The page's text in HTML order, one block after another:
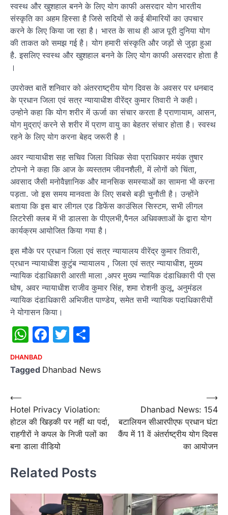
स्वस्थ और खुशहाल बनने के लिए योग काफी असरदार योग भारतीय
संस्कृति का अहम हिस्सा है जिसे सदियों से कई बीमारियों का उपचार
करने के लिए किया जा रहा है। भारत के साथ ही आज पूरी दुनिया योग
की ताकत को समझ गई है। योग हमारी संस्कृति और जड़ों से जुड़ा हुआ
है. इसलिए स्वस्थ और खुशहाल बनने के लिए योग काफी असरदार होता है
।
उपरोक्त बातें शनिवार को अंतरराष्ट्रीय योग दिवस के अवसर पर धनबाद
के प्रधान जिला एवं सत्र न्यायाधीश वीरेंद्र कुमार तिवारी ने कही।
उन्होने कहा कि योग शरीर में ऊर्जा का संचार करता है प्राणायाम, आसन,
योग मुद्राएं करने से शरीर में प्राण वायु का बेहतर संचार होता है। स्वस्थ
रहने के लिए योग करना बेहद जरूरी है ।
अवर न्यायाधीश सह सचिव जिला विधिक सेवा प्राधिकार मयंक तुषार
टोपनो ने कहा कि आज के व्यस्ततम जीवनशैली, में लोगों को चिंता,
अवसाद जैसी मनोवैज्ञानिक और मानसिक समस्याओं का सामना भी करना
पड़ता. जो इस समय मानवता के लिए सबसे बड़ी चुनौती है। उन्होंने
बताया कि इस बार लीगल एड डिफेंस काउंसिल सिस्टम, सभी लीगल
लिटरेसी क्लब में भी डालसा के पीएलभी,पैनल अधिवक्ताओं के द्वारा योग
कार्यक्रम आयोजित किया गया है।
इस मौके पर प्रधान जिला एवं सत्र न्यायालय वीरेंद्र कुमार तिवारी,
प्रधान न्यायाधीश कुटुंब न्यायालय , जिला एवं सत्र न्यायाधीश, मुख्य
न्यायिक दंडाधिकारी आरती माला ,अपर मुख्य न्यायिक दंडाधिकारी पी एस
घोष, अवर न्यायाधीश राजीव कुमार सिंह, शमा रोशनी कुलू, अनुमंडल
न्यायिक दंडाधिकारी अभिजीत पाण्डेय, समेत सभी न्यायिक पदाधिकारीयों
ने योगासन किया।
WhatsApp
Facebook
Twitter
DHANBAD
Tagged Dhanbad News
Post
navigation
⟵
Hotel Privacy Violation:
होटल की खिड़की पर नहीं था पर्दा,
राहगीरों ने कपल के निजी पलों का
बना डाला वीडियो
Dhanbad News: 154
बटालियन सीआरपीएफ प्रधान घंटा
कैंप में 11 वें अंतर्राष्ट्रीय योग दिवस
का आयोजन
⟶
Related Posts